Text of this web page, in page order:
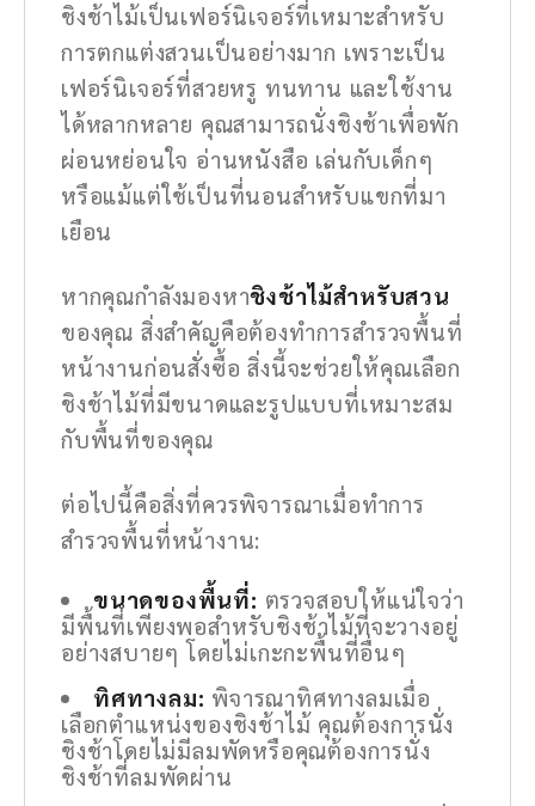
ชิงช้าไม้เป็นเฟอร์นิเจอร์ที่เหมาะสำหรับ
การตกแต่งสวนเป็นอย่างมาก เพราะเป็น
เฟอร์นิเจอร์ที่สวยหรู ทนทาน และใช้งาน
ได้หลากหลาย คุณสามารถนั่งชิงช้าเพื่อพัก
ผ่อนหย่อนใจ อ่านหนังสือ เล่นกับเด็กๆ
หรือแม้แต่ใช้เป็นที่นอนสำหรับแขกที่มา
เยือน
หากคุณกำลังมองหาชิงช้าไม้สำหรับสวน
ของคุณ สิ่งสำคัญคือต้องทำการสำรวจพื้นที่
หน้างานก่อนสั่งซื้อ สิ่งนี้จะช่วยให้คุณเลือก
ชิงช้าไม้ที่มีขนาดและรูปแบบที่เหมาะสม
กับพื้นที่ของคุณ
ต่อไปนี้คือสิ่งที่ควรพิจารณาเมื่อทำการ
สำรวจพื้นที่หน้างาน:
ขนาดของพื้นที่: ตรวจสอบให้แน่ใจว่า
มีพื้นที่เพียงพอสำหรับชิงช้าไม้ที่จะวางอยู่
อย่างสบายๆ โดยไม่เกะกะพื้นที่อื่นๆ
ทิศทางลม: พิจารณาทิศทางลมเมื่อ
เลือกตำแหน่งของชิงช้าไม้ คุณต้องการนั่ง
ชิงช้าโดยไม่มีลมพัดหรือคุณต้องการนั่ง
ชิงช้าที่ลมพัดผ่าน